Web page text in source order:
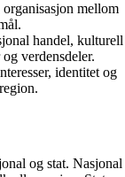
organisasjon mellom
handel, kulturell
verdensdeler.
identitet og
og stat. Nasjonal